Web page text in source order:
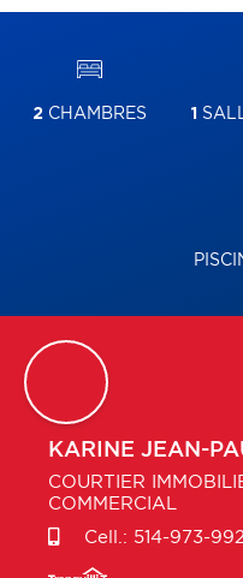
2 CHAMBRES 1
KARINE JEAN-
COURTIER
COMMERCIAL
Cell.: 514-973-